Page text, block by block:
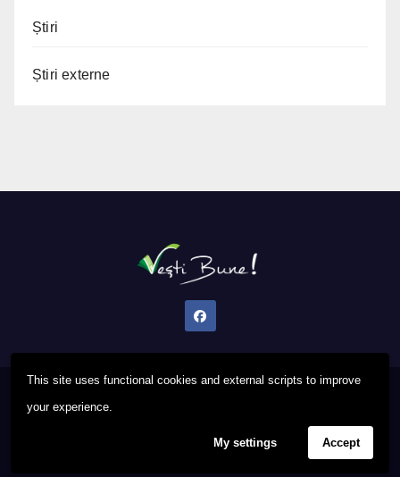
This site uses functional cookies and external scripts to improve
your experience.
My settings Accept
Știri
Știri externe
Proudly powered by WordPress
Privacy PolicyFAQ